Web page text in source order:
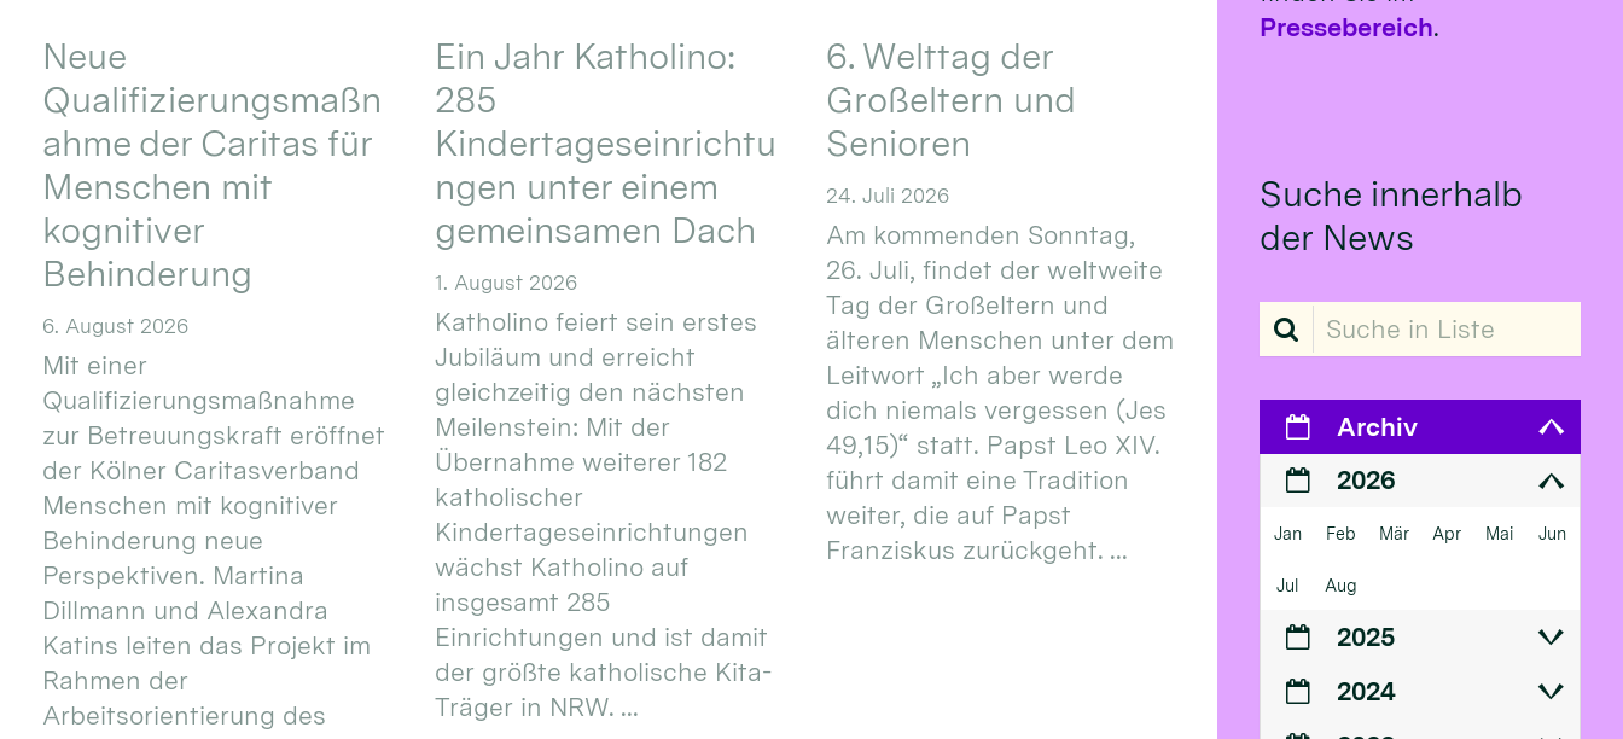
Neue
Qualifizierungsmaßn
ahme der Caritas für
Menschen mit
kognitiver
Behinderung
6. August 2026
Mit einer
Qualifizierungsmaßnahme
zur Betreuungskraft eröffnet
der Kölner Caritasverband
Menschen mit kognitiver
Behinderung neue
Perspektiven. Martina
Dillmann und Alexandra
Katins leiten das Projekt im
Rahmen der
Arbeitsorientierung des
Ein Jahr Katholino:
285
Kindertageseinrichtu
ngen unter einem
gemeinsamen Dach
1. August 2026
Katholino feiert sein erstes
Jubiläum und erreicht
gleichzeitig den nächsten
Meilenstein: Mit der
Übernahme weiterer 182
katholischer
Kindertageseinrichtungen
wächst Katholino auf
insgesamt 285
Einrichtungen und ist damit
der größte katholische Kita-
Träger in NRW. ...
6. Welttag der
Großeltern und
Senioren
24. Juli 2026
Am kommenden Sonntag,
26. Juli, findet der weltweite
Tag der Großeltern und
älteren Menschen unter dem
Leitwort „Ich aber werde
dich niemals vergessen (Jes
49,15)“ statt. Papst Leo XIV.
führt damit eine Tradition
weiter, die auf Papst
Franziskus zurückgeht. ...
Pressebereich.
Suche innerhalb
der News
Suche in Liste
Archiv
2026
Jan Feb Mär Apr Mai Jun
Jul Aug
2025
2024